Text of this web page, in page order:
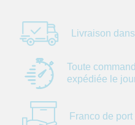
Livraison
Toute
expédiée le
Franco de port